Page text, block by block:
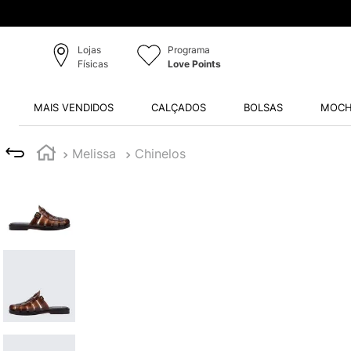
Lojas
Físicas
Programa
Love Points
MAIS VENDIDOS CALÇADOS BOLSAS
Melissa Chinelos